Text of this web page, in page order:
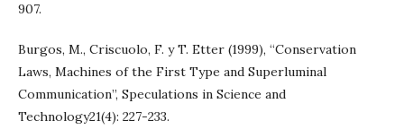
907.
Burgos, M., Criscuolo, F. y T. Etter (1999), “Conservation
Laws, Machines of the First Type and Superluminal
Communication”, Speculations in Science and
Technology21(4): 227-233.